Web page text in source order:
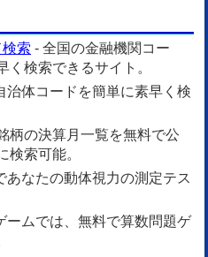
索 - 全国の金融機関コー
く検索できるサイト。
治体コードを簡単に素早く検
柄の決算月一覧を無料で公
検索可能。
あなたの動体視力の測定テス
ームでは、無料で算数問題ゲ